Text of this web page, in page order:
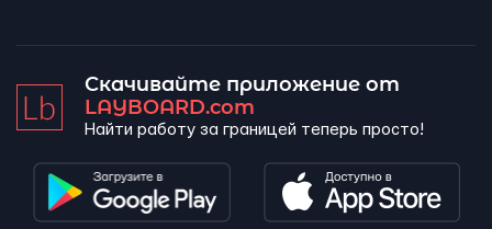
Скачивайте приложение от
LAYBOARD.com
Найти работу за границей теперь просто!